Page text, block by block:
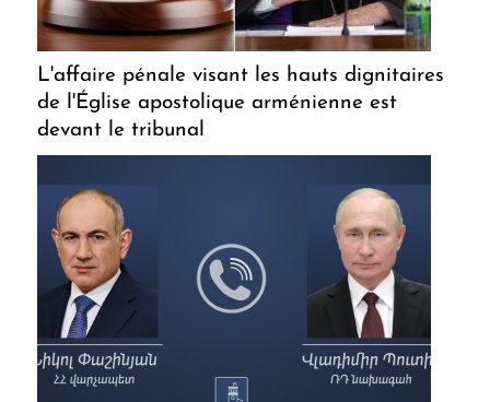
L'affaire pénale visant les hauts dignitaires
de l'Église apostolique arménienne est
devant le tribunal